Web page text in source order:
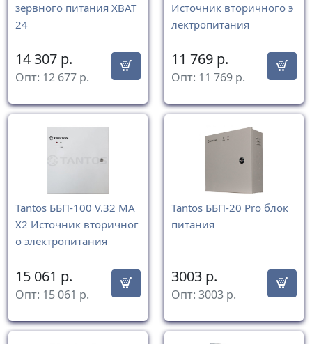
зервного питания XBAT
24
14 307 р.
Опт: 12 677 р.
Источник вторичного э
лектропитания
11 769 р.
Опт: 11 769 р.
Tantos ББП-100 V.32 MA
X2 Источник вторичног
о электропитания
15 061 р.
Опт: 15 061 р.
Tantos ББП-20 Pro блок
питания
3003 р.
Опт: 3003 р.